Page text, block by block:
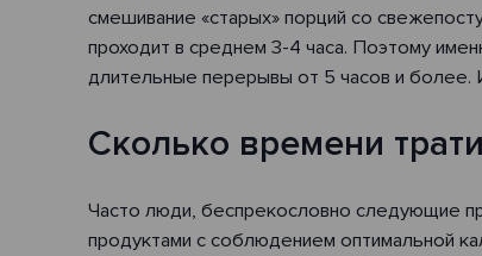
смешивание «старых» порций со
проходит в среднем 3-4 часа. Поэтому
длительные перерывы от 5 часов и
Сколько времени
Часто люди, беспрекословно следующие
продуктами с соблюдением оптимальной